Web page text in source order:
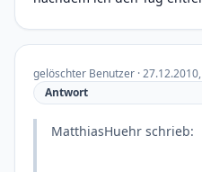
gelöschter Benutzer ·
Antwort
MatthiasHuehr schrieb: